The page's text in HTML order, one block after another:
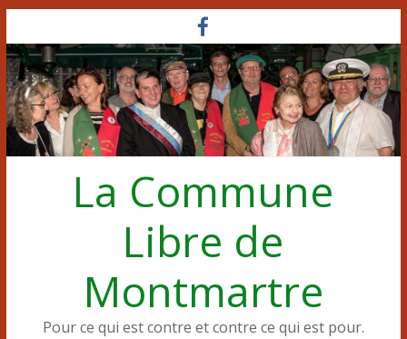
au
contenu
La Commune
Libre de
Montmartre
Pour ce qui est contre et contre ce qui est pour.